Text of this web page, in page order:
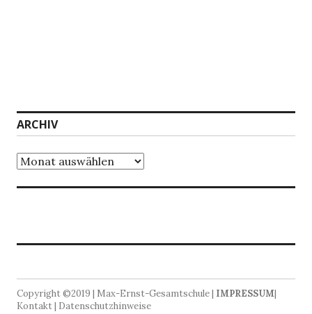
ARCHIV
Archiv
Copyright ©2019 | Max-Ernst-Gesamtschule | IMPRESSUM|
Kontakt | Datenschutzhinweise